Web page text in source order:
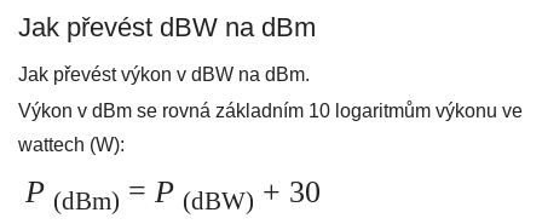
Jak převést dBW na dBm
Jak převést výkon v dBW na dBm.
Výkon v dBm se rovná základním 10 logaritmům výkonu ve
wattech (W):
P (dBm) = P (dBW) + 30